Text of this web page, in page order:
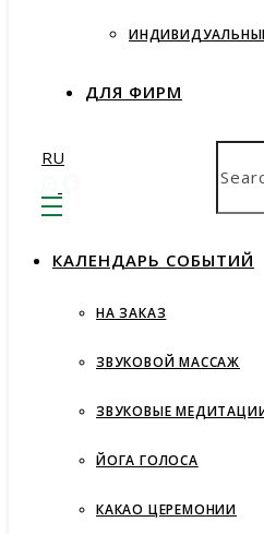
ДЛЯ ФИРМ
RU
КАЛЕНДАРЬ СОБЫТИЙ
НА ЗАКАЗ
ЗВУКОВОЙ МАССАЖ
ЗВУКОВЫЕ
ЙОГА ГОЛОСА
КАКАО ЦЕРЕМОНИИ